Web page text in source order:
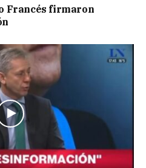
Francés firmaron